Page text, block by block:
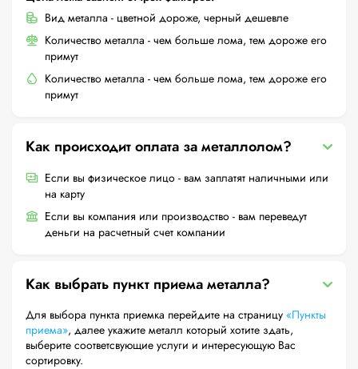
Вид металла - цветной дороже, черный дешевле
Количество металла - чем больше лома, тем дороже его
примут
Количество металла - чем больше лома, тем дороже его
примут
Как происходит оплата за металлолом?
Если вы физическое лицо - вам заплатят наличными или
на карту
Если вы компания или производство - вам переведут
деньги на расчетный счет компании
Как выбрать пункт приема металла?
Для выбора пункта приемка перейдите на страницу «Пункты
приема», далее укажите металл который хотите здать,
выберите соответсвующие услуги и интересующую Вас
сортировку.